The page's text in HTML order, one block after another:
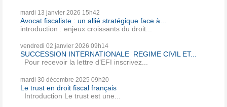
mardi 13 janvier 2026 15h42
Avocat fiscaliste : un allié stratégique face à...
introduction : enjeux croissants du droit...
vendredi 02 janvier 2026 09h14
SUCCESSION INTERNATIONALE REGIME CIVIL ET...
Pour recevoir la lettre d’EFI inscrivez...
mardi 30 décembre 2025 09h20
Le trust en droit fiscal français
Introduction Le trust est une...